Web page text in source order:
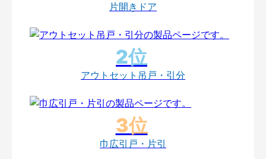
片開きドア
アウトセット吊戸・引分
巾広引戸・片引